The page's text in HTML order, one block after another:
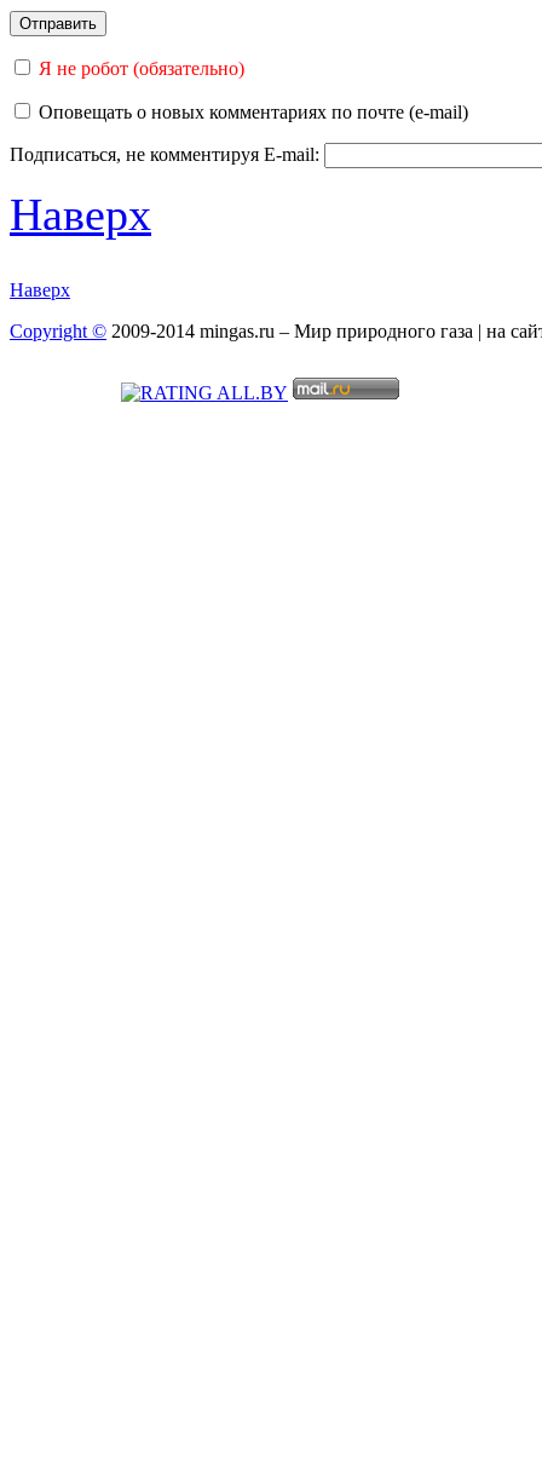
Я не робот (обязательно)
Оповещать о новых комментариях по почте (e-mail)
Подписаться, не комментируя E-mail:
Наверх
Наверх
Copyright © 2009-2014 mingas.ru – Мир природного газа | на